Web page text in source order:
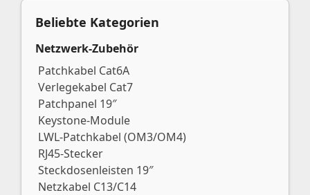
Beliebte Kategorien
Netzwerk-Zubehör
Patchkabel Cat6A
Verlegekabel Cat7
Patchpanel 19″
Keystone-Module
LWL-Patchkabel (OM3/OM4)
RJ45-Stecker
Steckdosenleisten 19″
Netzkabel C13/C14